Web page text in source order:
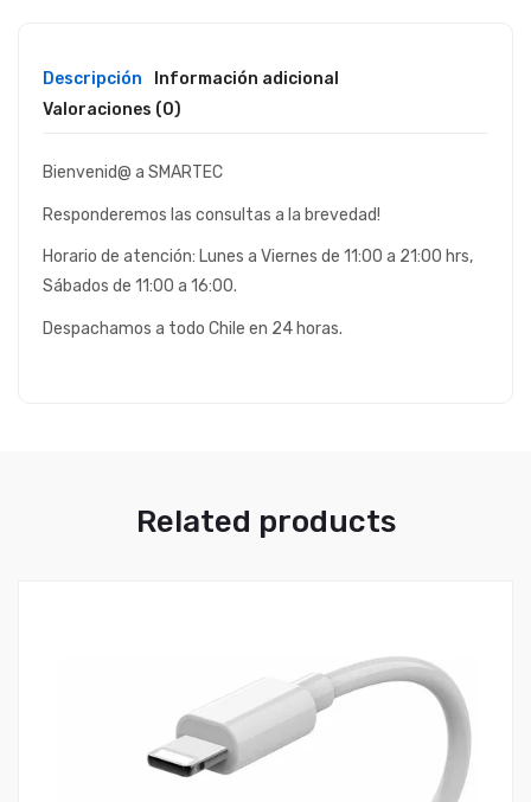
Descripción
Información adicional
Valoraciones (0)
Bienvenid@ a SMARTEC
Responderemos las consultas a la brevedad!
Horario de atención: Lunes a Viernes de 11:00 a 21:00 hrs,
Sábados de 11:00 a 16:00.
Despachamos a todo Chile en 24 horas.
Related products